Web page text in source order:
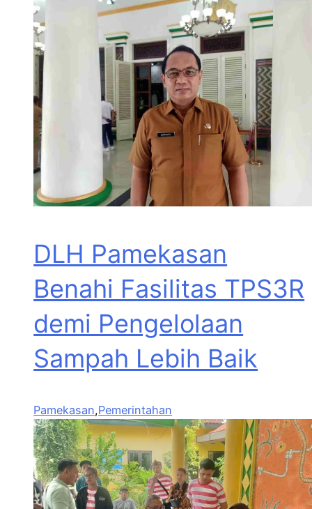
DLH Pamekasan
Benahi Fasilitas TPS3R
demi Pengelolaan
Sampah Lebih Baik
Pamekasan,Pemerintahan